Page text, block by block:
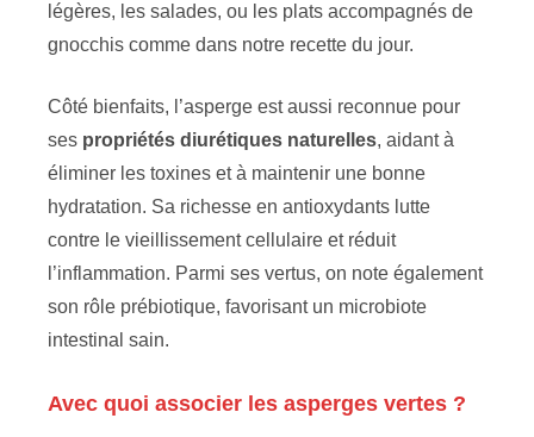
légères, les salades, ou les plats accompagnés de
gnocchis comme dans notre recette du jour.
Côté bienfaits, l’asperge est aussi reconnue pour
ses propriétés diurétiques naturelles, aidant à
éliminer les toxines et à maintenir une bonne
hydratation. Sa richesse en antioxydants lutte
contre le vieillissement cellulaire et réduit
l’inflammation. Parmi ses vertus, on note également
son rôle prébiotique, favorisant un microbiote
intestinal sain.
Avec quoi associer les asperges vertes ?